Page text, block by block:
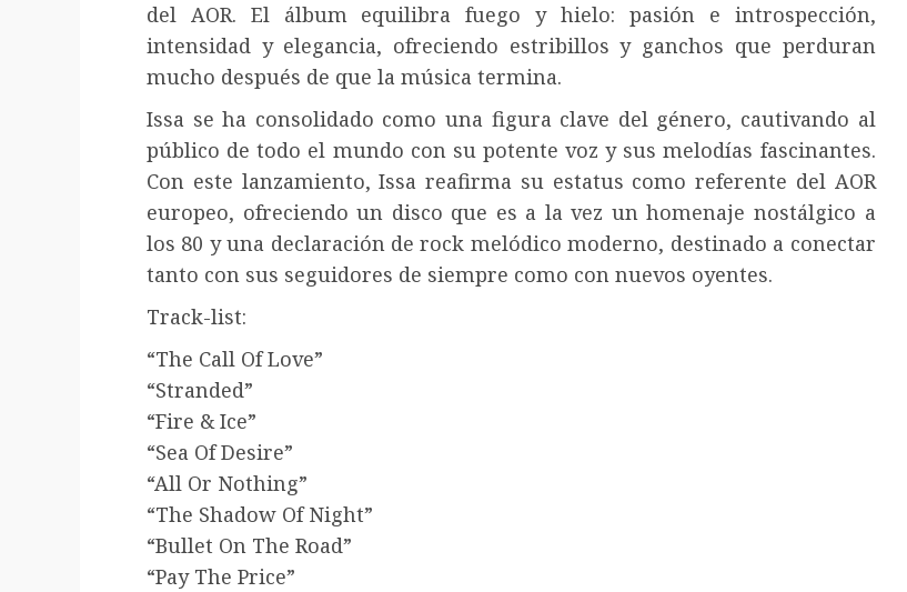
del AOR. El álbum equilibra fuego y hielo: pasión e introspección,
intensidad y elegancia, ofreciendo estribillos y ganchos que perduran
mucho después de que la música termina.
Issa se ha consolidado como una figura clave del género, cautivando al
público de todo el mundo con su potente voz y sus melodías fascinantes.
Con este lanzamiento, Issa reafirma su estatus como referente del AOR
europeo, ofreciendo un disco que es a la vez un homenaje nostálgico a
los 80 y una declaración de rock melódico moderno, destinado a conectar
tanto con sus seguidores de siempre como con nuevos oyentes.
Track-list:
“The Call Of Love”
“Stranded”
“Fire & Ice”
“Sea Of Desire”
“All Or Nothing”
“The Shadow Of Night”
“Bullet On The Road”
“Pay The Price”